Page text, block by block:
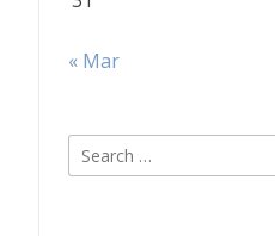
« Mar
Search
for: